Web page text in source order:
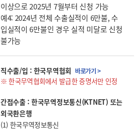
이상으로 2025년 7월부터 신청 가능
예4: 2024년 전체 수출실적이 6만불, 수
입실적이 6만불인 경우 실적 미달로 신청
불가능
직수출/입 : 한국무역협회 바로가기 >
한국무역협회에서 발급한 증명서만 인정
간접수출 : 한국무역정보통신(KTNET) 또는
외국환은행
(1) 한국무역정보통신